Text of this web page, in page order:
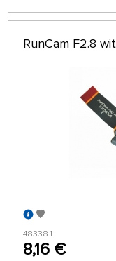
RunCam F2.8
48338.1
8,16 €